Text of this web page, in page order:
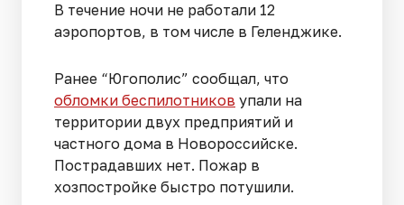
В течение ночи не работали 12
аэропортов, в том числе в Геленджике.
Ранее “Югополис” сообщал, что
обломки беспилотников упали на
территории двух предприятий и
частного дома в Новороссийске.
Пострадавших нет. Пожар в
хозпостройке быстро потушили.